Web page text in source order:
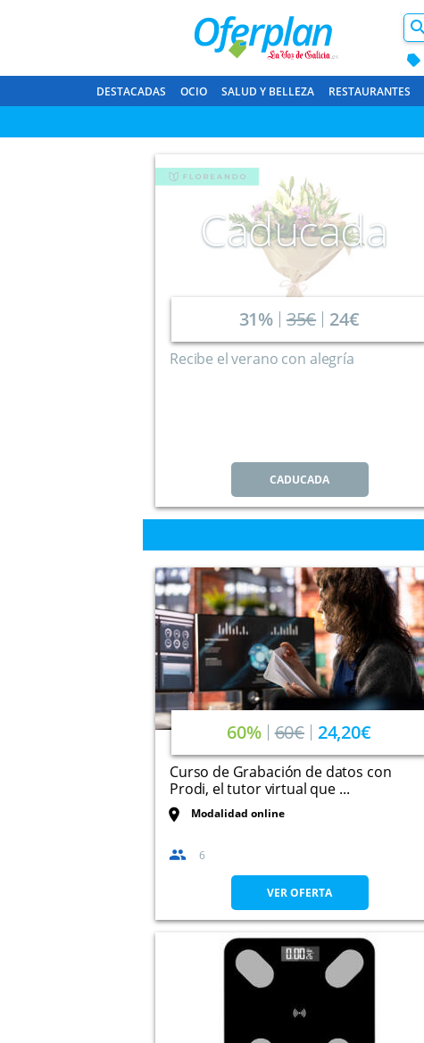
label
DESTACADAS OCIO SALUD Y BELLEZA RESTAURANTES
Caducada
31% 35€ 24€
Recibe el verano con alegría
CADUCADA
60% 60€ 24,20€
Curso de Grabación de datos con
Prodi, el tutor virtual que ...
Modalidad online
6
VER OFERTA